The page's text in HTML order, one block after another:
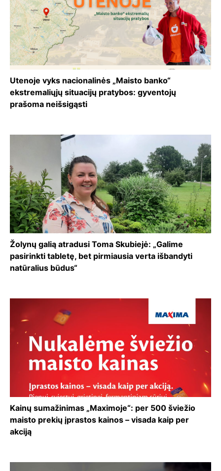
Utenoje vyks nacionalinės „Maisto banko“
ekstremaliųjų situacijų pratybos: gyventojų
prašoma neišsigąsti
Žolynų galią atradusi Toma Skubiejė: „Galime
pasirinkti tabletę, bet pirmiausia verta išbandyti
natūralius būdus“
Kainų sumažinimas „Maximoje“: per 500 šviežio
maisto prekių įprastos kainos – visada kaip per
akciją